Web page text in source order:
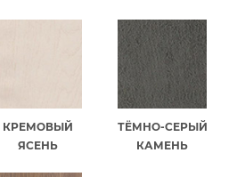
КРЕМОВЫЙ
ЯСЕНЬ
ТЁМНО-СЕРЫЙ
КАМЕНЬ